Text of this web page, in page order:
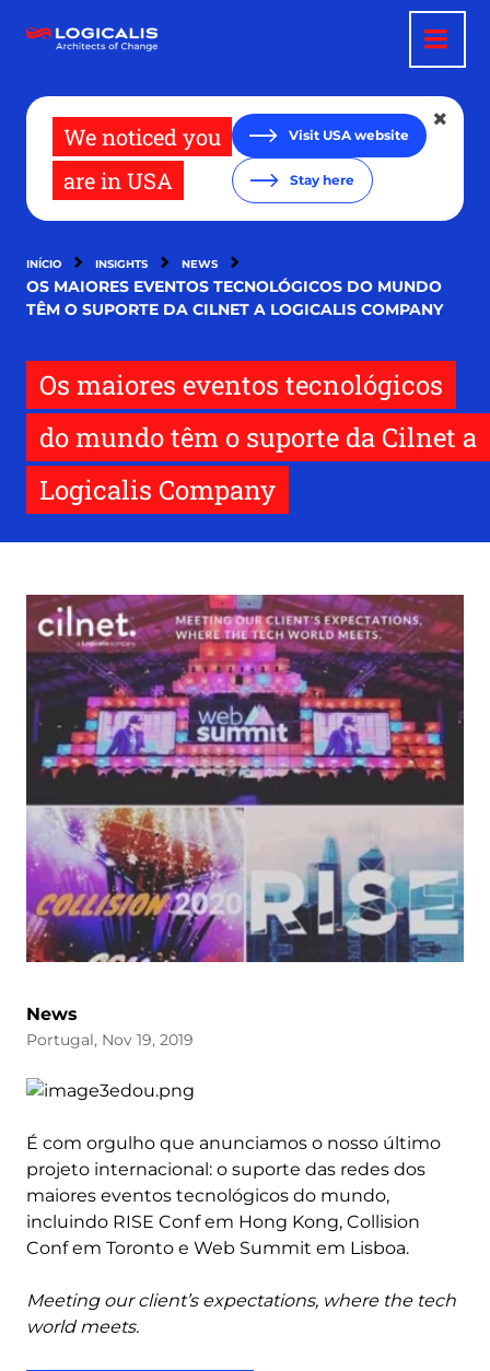
para
We noticed you
are in USA
Visit USA website
Stay here
INÍCIO INSIGHTS NEWS
OS MAIORES EVENTOS TECNOLÓGICOS DO MUNDO
TÊM O SUPORTE DA CILNET A LOGICALIS COMPANY
Os maiores eventos tecnológicos
do mundo têm o suporte da Cilnet a
Logicalis Company
News
Portugal, Nov 19, 2019
É com orgulho que anunciamos o nosso último
projeto internacional: o suporte das redes dos
maiores eventos tecnológicos do mundo,
incluindo RISE Conf em Hong Kong, Collision
Conf em Toronto e Web Summit em Lisboa.
Meeting our client’s expectations, where the tech
world meets.